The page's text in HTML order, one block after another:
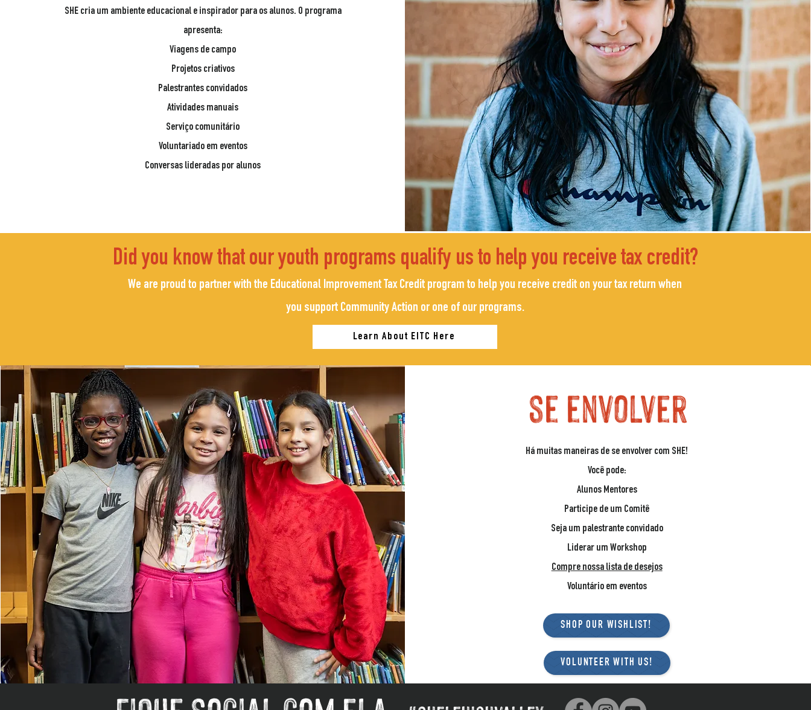
SHE cria um ambiente educacional e inspirador para os alunos. O programa
apresenta:
Viagens de campo
Projetos criativos
Palestrantes convidados
Atividades manuais
Serviço comunitário
Voluntariado em eventos
Conversas lideradas por alunos
Did you know that our youth programs qualify us to help you receive tax credit?
We are proud to partner with the Educational Improvement Tax Credit program to help you receive credit on your tax return when
you support Community Action or one of our programs.
Learn About EITC Here
se envolver
Há muitas maneiras de se envolver com SHE!
Você pode:
Alunos Mentores
Participe de um Comitê
Seja um palestrante convidado
Liderar um Workshop
Compre nossa lista de desejos
Voluntário em eventos
SHOP OUR WISHLIST!
VOLUNTEER WITH US!